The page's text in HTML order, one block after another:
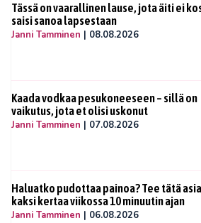
Tässä on vaarallinen lause, jota äiti ei
saisi sanoa lapsestaan
Janni Tamminen | 08.08.2026
Kaada vodkaa pesukoneeseen – sillä on
vaikutus, jota et olisi uskonut
Janni Tamminen | 07.08.2026
Haluatko pudottaa painoa? Tee tätä
kaksi kertaa viikossa 10 minuutin ajan
Janni Tamminen | 06.08.2026